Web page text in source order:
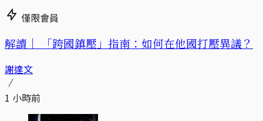
僅限會員
解讀｜ 「跨國鎮壓」指南：如何在他國打壓異議？
謝達文
1 小時前